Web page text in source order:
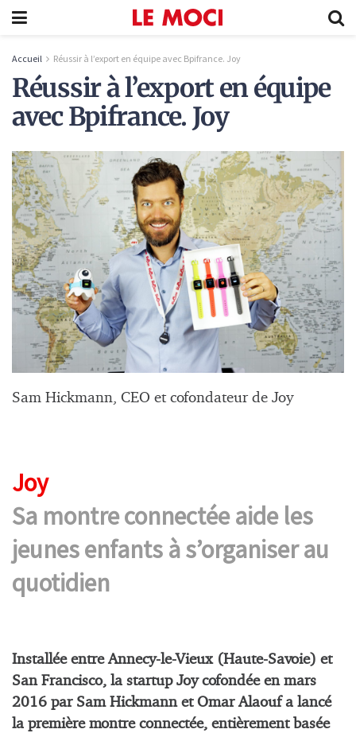
Accueil Réussir à l’export en équipe avec Bpifrance. Joy
Réussir à l’export en équipe
avec Bpifrance. Joy
Sam Hickmann, CEO et cofondateur de Joy
Joy
Sa montre connectée aide les
jeunes enfants à s’organiser au
quotidien
Installée entre Annecy-le-Vieux (Haute-Savoie) et
San Francisco, la startup Joy cofondée en mars
2016 par Sam Hickmann et Omar Alaouf a lancé
la première montre connectée, entièrement basée